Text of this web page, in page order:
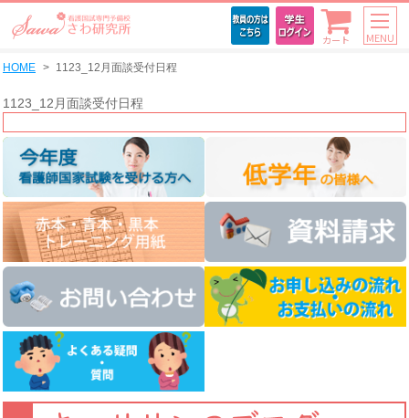
カート MENU
HOME 1123_12月面談受付日程
1123_12月面談受付日程